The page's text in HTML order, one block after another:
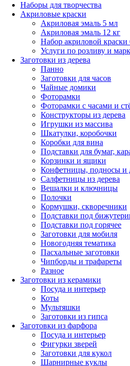
Наборы для творчества
Акриловые краски
Акриловая эмаль 5 мл
Акриловая эмаль 12 кг
Набор акриловой краски
Услуги по розливу и
Заготовки из дерева
Панно
Заготовки для часов
Чайные домики
Фоторамки
Фоторамки с часами и
Конструкторы из дерева
Игрушки из массива
Шкатулки, коробочки
Коробки для вина
Подставки для бумаг,
Корзинки и ящики
Конфетницы, подносы и
Салфетницы из дерева
Вешалки и ключницы
Полочки
Кормушки, скворечники
Подставки под
Подставки под горячее
Заготовки для мобиля
Новогодняя тематика
Пасхальные заготовки
Чипборды и трафареты
Разное
Заготовки из керамики
Посуда и интерьер
Коты
Мультяшки
Заготовки из гипса
Заготовки из фарфора
Посуда и интерьер
Фигурки зверей
Заготовки для кукол
Шарнирные куклы